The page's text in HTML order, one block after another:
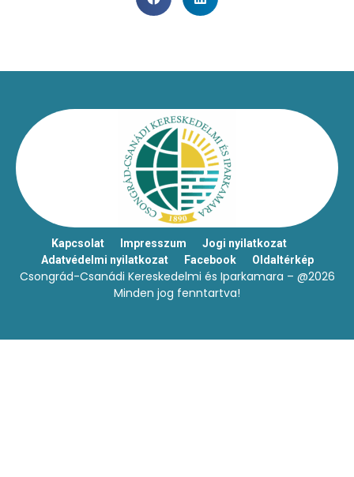
Kapcsolat Impresszum
Jogi nyilatkozat
Adatvédelmi nyilatkozat
Facebook Oldaltérkép
Csongrád-Csanádi Kereskedelmi és Iparkamara – @2026
Minden jog fenntartva!